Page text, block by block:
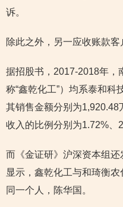
诉。
除此之外，另一应收账款客
据招股书，2017-2018年，
称“鑫乾化工”）均系泰和
其销售金额分别为1,920.48
收入的比例分别为1.72%、
而《金证研》沪深资本组
显示，鑫乾化工与和琦衡
同一个人，陈华国。